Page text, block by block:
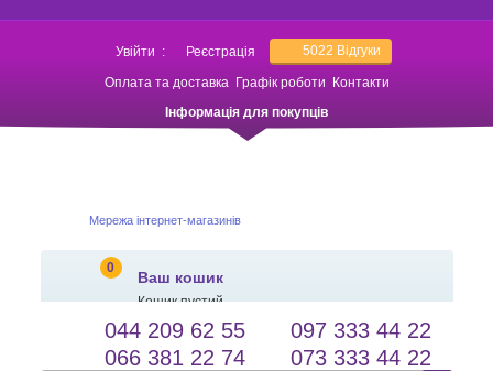
Увійти : Реєстрація 5022 Відгуки
Оплата та доставка Графік роботи
Контакти
Інформація для покупців
Мережа інтернет-магазинів
0
Ваш кошик
Кошик пустий
salessameto@gmail.com
Зворотній зв'язок
Мова сайту
044 209 62 55
097 333 44 22
066 381 22 74
073 333 44 22